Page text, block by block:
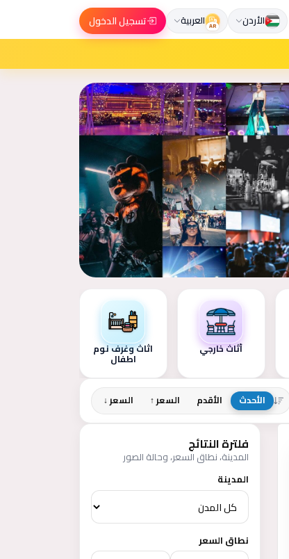
الأردن AR العربية تسجيل الدخول
أثاث خارجي اثاث وغرف نوم
اطفال
الأحدث الأقدم السعر ↑ السعر ↓
فلترة النتائج
المدينة، نطاق السعر، وحالة الصور
المدينة
نطاق السعر